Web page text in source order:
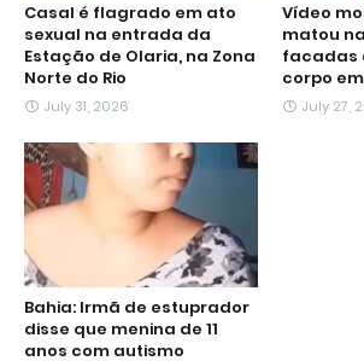
Casal é flagrado em ato
sexual na entrada da
Estação de Olaria, na Zona
Norte do Rio
July 31, 2026
Vídeo
matou
facadas
corpo
July 27,
Bahia: Irmã de estuprador
disse que menina de 11
anos com autismo